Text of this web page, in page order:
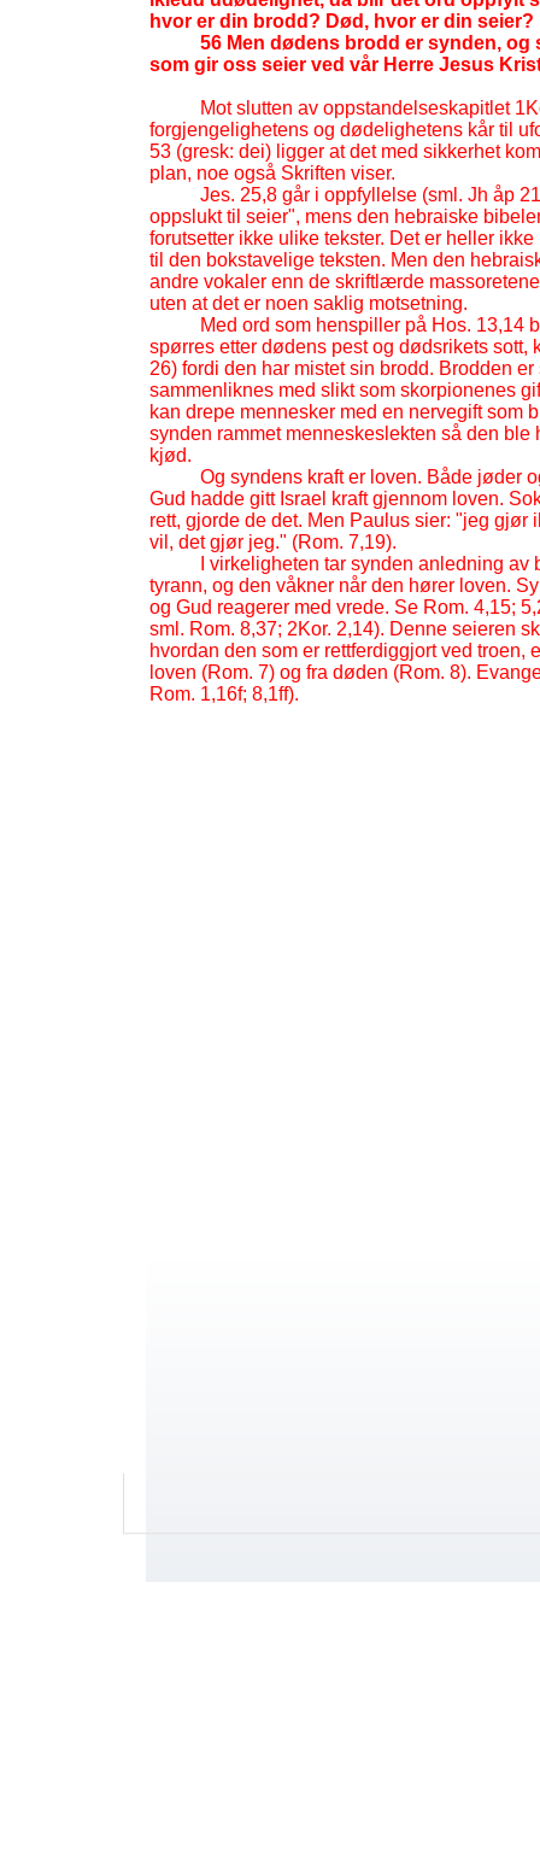
hvor er din brodd? Død, hvor er din seier?
56 Men dødens brodd er synden,
som gir oss seier ved vår Herre Jesus
Mot slutten av oppstandelseskapitlet
forgjengelighetens og dødelighetens kår til
53 (gresk: dei) ligger at det med sikkerhet
plan, noe også Skriften viser.
Jes. 25,8 går i oppfyllelse (sml. Jh åp
oppslukt til seier", mens den hebraiske
forutsetter ikke ulike tekster. Det er heller
til den bokstavelige teksten. Men den
andre vokaler enn de skriftlærde
uten at det er noen saklig motsetning.
Med ord som henspiller på Hos. 13,14
spørres etter dødens pest og dødsrikets sott,
26) fordi den har mistet sin brodd. Brodden
sammenliknes med slikt som skorpionenes
kan drepe mennesker med en nervegift som
synden rammet menneskeslekten så den
kjød.
Og syndens kraft er loven. Både jøder
Gud hadde gitt Israel kraft gjennom loven.
rett, gjorde de det. Men Paulus sier: "jeg
vil, det gjør jeg." (Rom. 7,19).
I virkeligheten tar synden anledning
tyrann, og den våkner når den hører loven.
og Gud reagerer med vrede. Se Rom. 4,15;
sml. Rom. 8,37; 2Kor. 2,14). Denne seieren
hvordan den som er rettferdiggjort ved troen,
loven (Rom. 7) og fra døden (Rom. 8).
Rom. 1,16f; 8,1ff).